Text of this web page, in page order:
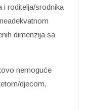
i roditelja/srodnika
dimenzija sa
nemoguće
djecom,